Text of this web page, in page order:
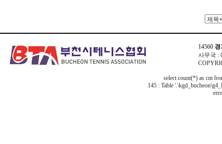
14560 경
사무국 :
select count(*) as cnt
145 : Table